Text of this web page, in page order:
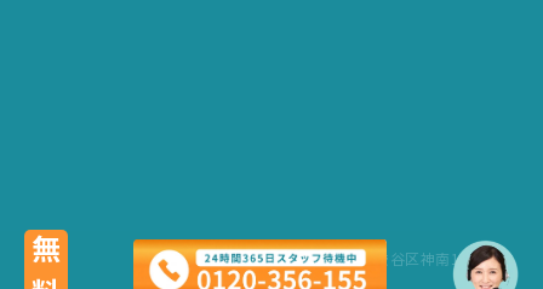
〒 150-0041 東京都渋谷区神南1丁目6-5
SHIBUYA WayP 9階